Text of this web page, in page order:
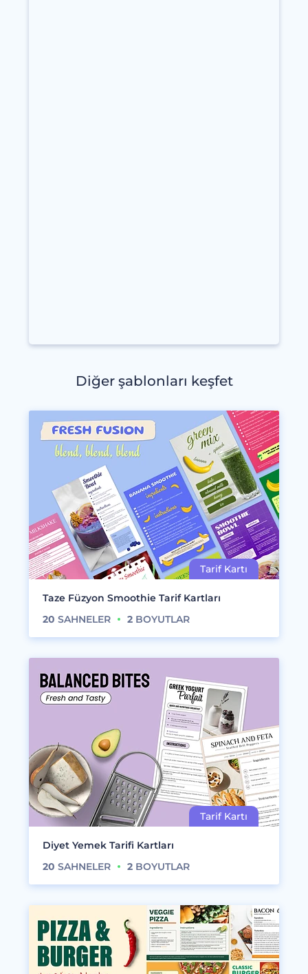
Diğer şablonları keşfet
Taze Füzyon Smoothie Tarif Kartları
20 SAHNELER 2 BOYUTLAR
Diyet Yemek Tarifi Kartları
20 SAHNELER 2 BOYUTLAR